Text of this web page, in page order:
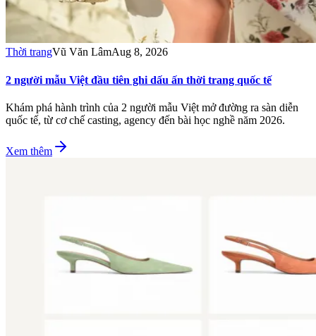
Thời trangVũ Văn LâmAug 8, 2026
2 người mẫu Việt đầu tiên ghi dấu ấn thời trang quốc tế
Khám phá hành trình của 2 người mẫu Việt mở đường ra sàn diễn
quốc tế, từ cơ chế casting, agency đến bài học nghề năm 2026.
Xem thêm